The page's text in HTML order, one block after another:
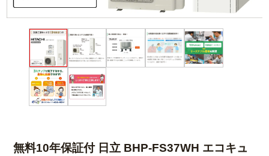
無料10年保証付 日立 BHP-FS37WH エコキュ